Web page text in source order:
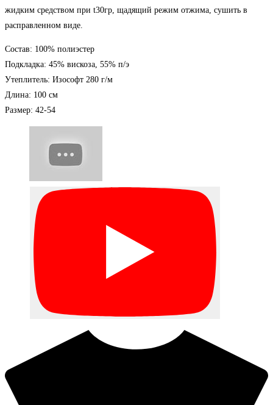
жидким средством при t30гр, щадящий режим отжима, сушить в
расправленном виде.
Состав: 100% полиэстер
Подкладка: 45% вискоза, 55% п/э
Утеплитель: Изософт 280 г/м
Длина: 100 см
Размер: 42-54